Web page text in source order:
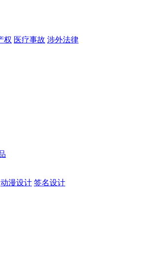
权 医疗事故 涉外法律
动漫设计 签名设计